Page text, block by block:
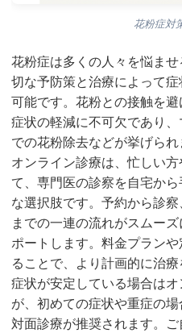
花粉症対
花粉症は多くの人々を悩ま
切な予防策と治療によって
可能です。花粉との接触を避
症状の軽減に不可欠であり
での花粉除去などが挙げられ
オンライン診療は、忙しい
て、専門医の診察を自宅か
な選択肢です。予約から診
までの一連の流れがスムー
ポートします。料金プラン
ることで、より計画的に治療
症状が安定している場合は
が、初めての症状や重症の
対面診療が推奨されます。